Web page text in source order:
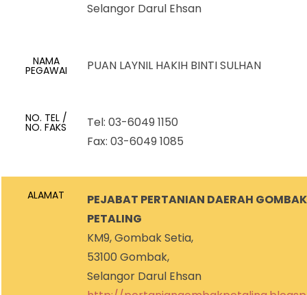
Selangor Darul Ehsan
NAMA
PEGAWAI PUAN LAYNIL HAKIH BINTI SULHAN
NO. TEL /
NO. FAKS
Tel: 03-6049 1150
Fax: 03-6049 1085
ALAMAT
PEJABAT PERTANIAN DAERAH
PETALING
KM9, Gombak Setia,
53100 Gombak,
Selangor Darul Ehsan